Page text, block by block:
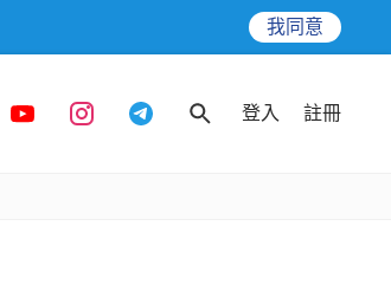
我同意
登入 註冊